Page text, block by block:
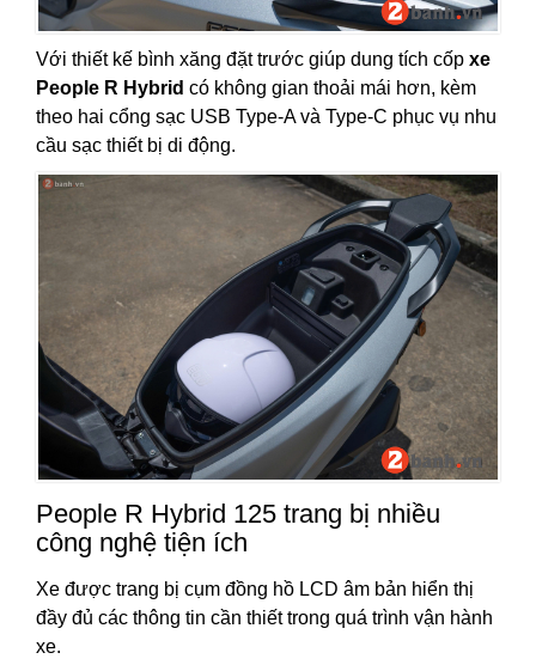
Với thiết kế bình xăng đặt trước giúp dung tích cốp xe
People R Hybrid có không gian thoải mái hơn, kèm
theo hai cổng sạc USB Type-A và Type-C phục vụ nhu
cầu sạc thiết bị di động.
People R Hybrid 125 trang bị nhiều
công nghệ tiện ích
Xe được trang bị cụm đồng hồ LCD âm bản hiển thị
đầy đủ các thông tin cần thiết trong quá trình vận hành
xe.